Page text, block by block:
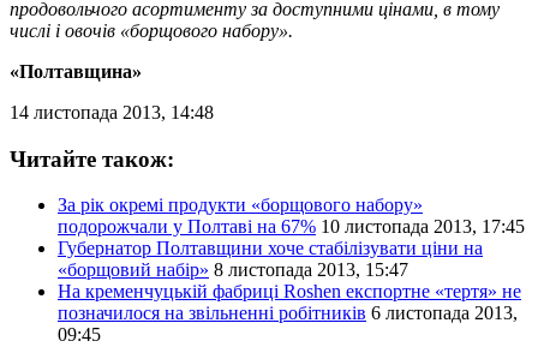
продовольчого асортименту за доступними цінами, в тому
числі і овочів «борщового набору».
«Полтавщина»
14 листопада 2013, 14:48
Читайте також:
За рік окремі продукти «борщового набору»
подорожчали у Полтаві на 67% 10 листопада 2013, 17:45
Губернатор Полтавщини хоче стабілізувати ціни на
«борщовий набір» 8 листопада 2013, 15:47
На кременчуцькій фабриці Roshen експортне «тертя» не
позначилося на звільненні робітників 6 листопада 2013,
09:45